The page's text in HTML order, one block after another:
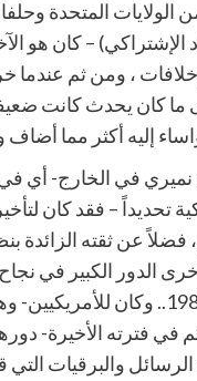
المتحدة
الإشتراكي) – كان هو
، ومن ثم عندما
ما كان يحدث كانت
إليه أكثر مما أضاف
نميري في الخارج- أي
تحديداً – فقد كان
فضلاً عن ثقته الزائدة
أبريل – رجب 1985.. وكان
في فترته الأخيرة-
الرسائل والبرقيات